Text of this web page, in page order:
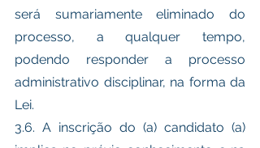
será sumariamente eliminado do
processo, a qualquer tempo,
podendo responder a processo
administrativo disciplinar, na forma da
Lei.
3.6. A inscrição do (a) candidato (a)